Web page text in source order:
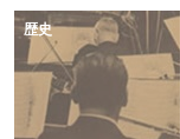
歴史